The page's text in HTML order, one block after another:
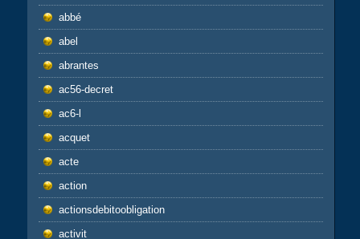
abbé
abel
abrantes
ac56-decret
ac6-l
acquet
acte
action
actionsdebitoobligation
activit